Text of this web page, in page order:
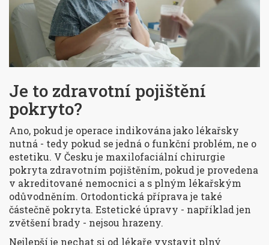
Je to zdravotní pojištění
pokryto?
Ano, pokud je operace indikována jako lékařsky
nutná - tedy pokud se jedná o funkční problém, ne o
estetiku. V Česku je maxilofaciální chirurgie
pokryta zdravotním pojištěním, pokud je provedena
v akreditované nemocnici a s plným lékařským
odůvodněním. Ortodontická příprava je také
částečně pokryta. Estetické úpravy - například jen
zvětšení brady - nejsou hrazeny.
Nejlepší je nechat si od lékaře vystavit plný